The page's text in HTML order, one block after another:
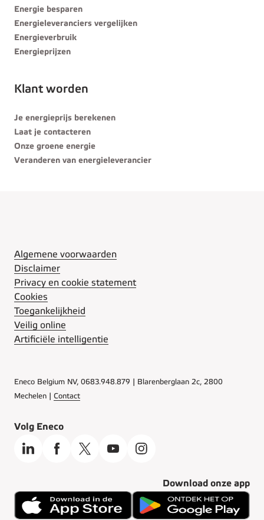
Energie besparen
Energieleveranciers vergelijken
Energieverbruik
Energieprijzen
Klant worden
Je energieprijs berekenen
Laat je contacteren
Onze groene energie
Veranderen van energieleverancier
Algemene voorwaarden
Disclaimer
Privacy en cookie statement
Cookies
Toegankelijkheid
Veilig online
Artificiële intelligentie
Eneco Belgium NV, 0683.948.879 | Blarenberglaan 2c, 2800
Mechelen | Contact
Volg Eneco
Download onze app
iOS
Android